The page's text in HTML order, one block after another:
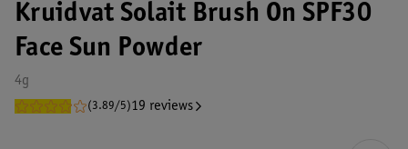
Kruidvat Solait Brush On SPF30
Face Sun Powder
4g
(3.89/5)19 reviews